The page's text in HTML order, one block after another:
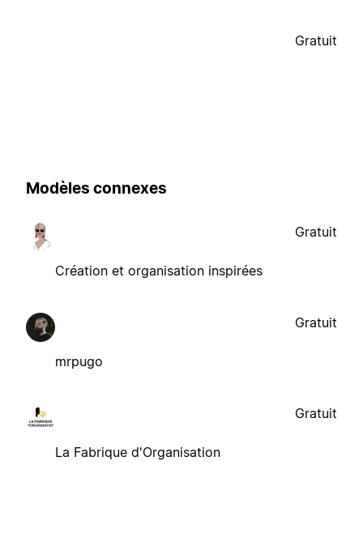
Gratuit
Modèles connexes
Création et organisation inspirées
Gratuit
mrpugo
Gratuit
La Fabrique d'Organisation
Gratuit